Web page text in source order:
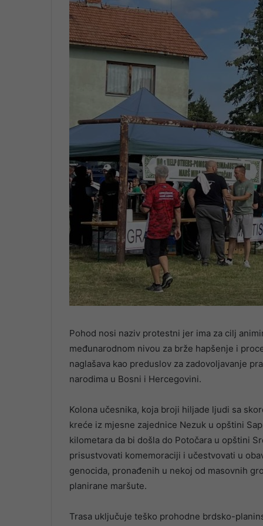
Pohod nosi naziv protestni jer ima za cilj
međunarodnom nivou za brže hapšenje i
naglašava kao preduslov za zadovoljavanje
narodima u Bosni i Hercegovini.
Kolona učesnika, koja broji hiljade ljudi sa
kreće iz mjesne zajednice Nezuk u opštini
kilometara da bi došla do Potočara u opštini
prisustvovati komemoraciji i učestvovati u
genocida, pronađenih u nekoj od masovnih
planirane maršute.
Trasa uključuje teško prohodne brdsko-